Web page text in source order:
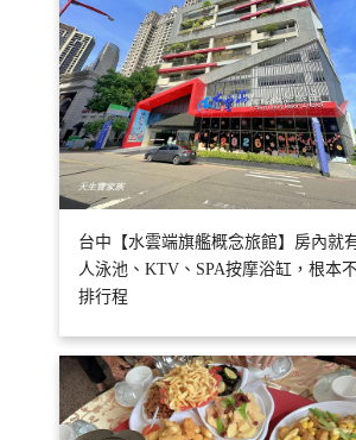
台中【水雲端旗艦概念旅館】房內就
人泳池、KTV、SPA按摩浴缸，根本
排行程